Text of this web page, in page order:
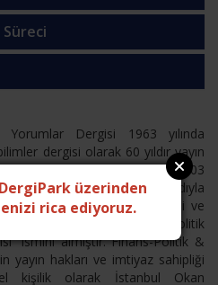
Dergisi 1963 yılında
dergisi olarak 60 yıldır yayın
Kuruluşundan Mayıs 2003
Yorumlar Dergisi” adıyla
itibaren ilgi alanı ekonomi ve
genişleterek “Finans-Politik
ismini almıştır. Finans-Politik &
yayın hakları ve imtiyaz sahipliği
kişilik olarak İstanbul Okan
DergiPark üzerinden
rica ediyoruz.